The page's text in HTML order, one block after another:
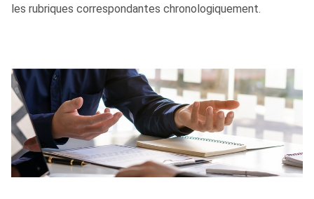
les rubriques correspondantes chronologiquement.